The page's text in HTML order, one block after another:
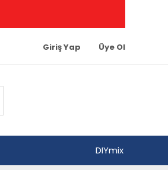
Giriş Yap Üye Ol
DIYmix